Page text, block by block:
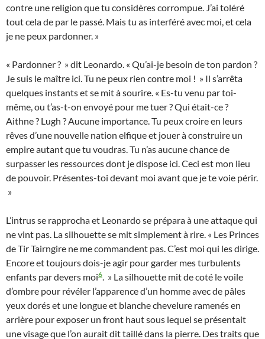
contre une religion que tu considères corrompue. J’ai toléré
tout cela de par le passé. Mais tu as interféré avec moi, et cela
je ne peux pardonner. »
« Pardonner ? » dit Leonardo. « Qu’ai-je besoin de ton pardon ?
Je suis le maître ici. Tu ne peux rien contre moi ! » Il s’arrêta
quelques instants et se mit à sourire. « Es-tu venu par toi-
même, ou t’as-t-on envoyé pour me tuer ? Qui était-ce ?
Aithne ? Lugh ? Aucune importance. Tu peux croire en leurs
rêves d’une nouvelle nation elfique et jouer à construire un
empire autant que tu voudras. Tu n’as aucune chance de
surpasser les ressources dont je dispose ici. Ceci est mon lieu
de pouvoir. Présentes-toi devant moi avant que je te voie périr.
»
L’intrus se rapprocha et Leonardo se prépara à une attaque qui
ne vint pas. La silhouette se mit simplement à rire. « Les Princes
de Tir Tairngire ne me commandent pas. C’est moi qui les dirige.
Encore et toujours dois-je agir pour garder mes turbulents
enfants par devers moi6. » La silhouette mit de coté le voile
d’ombre pour révéler l’apparence d’un homme avec de pâles
yeux dorés et une longue et blanche chevelure ramenés en
arrière pour exposer un front haut sous lequel se présentait
une visage que l’on aurait dit taillé dans la pierre. Des traits que